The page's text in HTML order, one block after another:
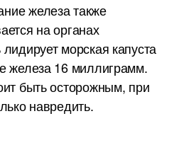
железа также
на органах
морская капуста
железа 16 миллиграмм.
быть осторожным, при
навредить.